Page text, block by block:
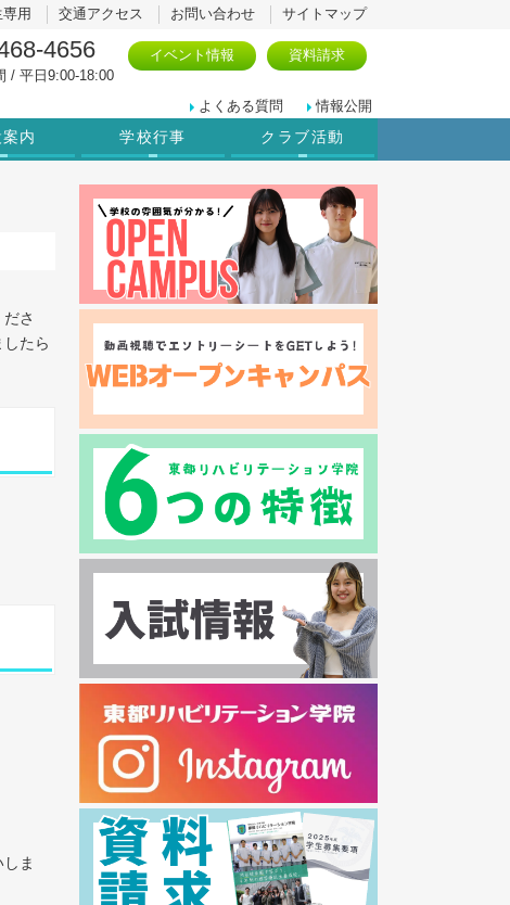
用 交通アクセス お問い合わせ サイトマップ
4656
/ 平日9:00-18:00
イベント情報 資料請求
よくある質問 情報公開
内 学校行事 クラブ活動
さ
たら
ま